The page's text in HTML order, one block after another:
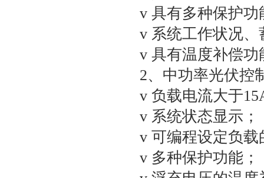
v 具有多种保护功
v 系统工作状况
v 具有温度补偿功
2、中功率光伏控
v 负载电流大于
v 系统状态显示；
v 可编程设定负载
v 多种保护功能；